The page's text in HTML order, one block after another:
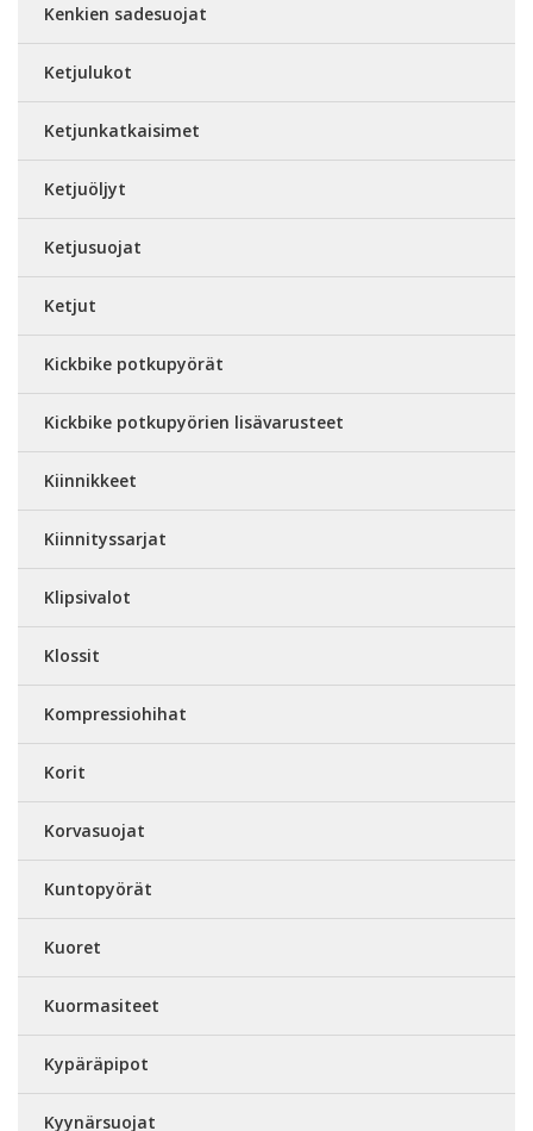
Kenkien sadesuojat
Ketjulukot
Ketjunkatkaisimet
Ketjuöljyt
Ketjusuojat
Ketjut
Kickbike potkupyörät
Kickbike potkupyörien lisävarusteet
Kiinnikkeet
Kiinnityssarjat
Klipsivalot
Klossit
Kompressiohihat
Korit
Korvasuojat
Kuntopyörät
Kuoret
Kuormasiteet
Kypäräpipot
Kyynärsuojat